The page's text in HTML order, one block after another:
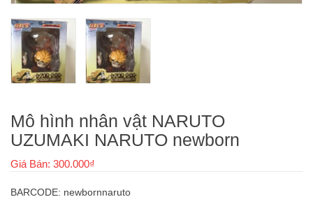
Mô hình nhân vật NARUTO
UZUMAKI NARUTO newborn
Giá Bán: 300.000₫
BARCODE: newbornnaruto